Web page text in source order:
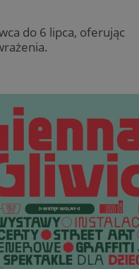
do 6 lipca, oferując